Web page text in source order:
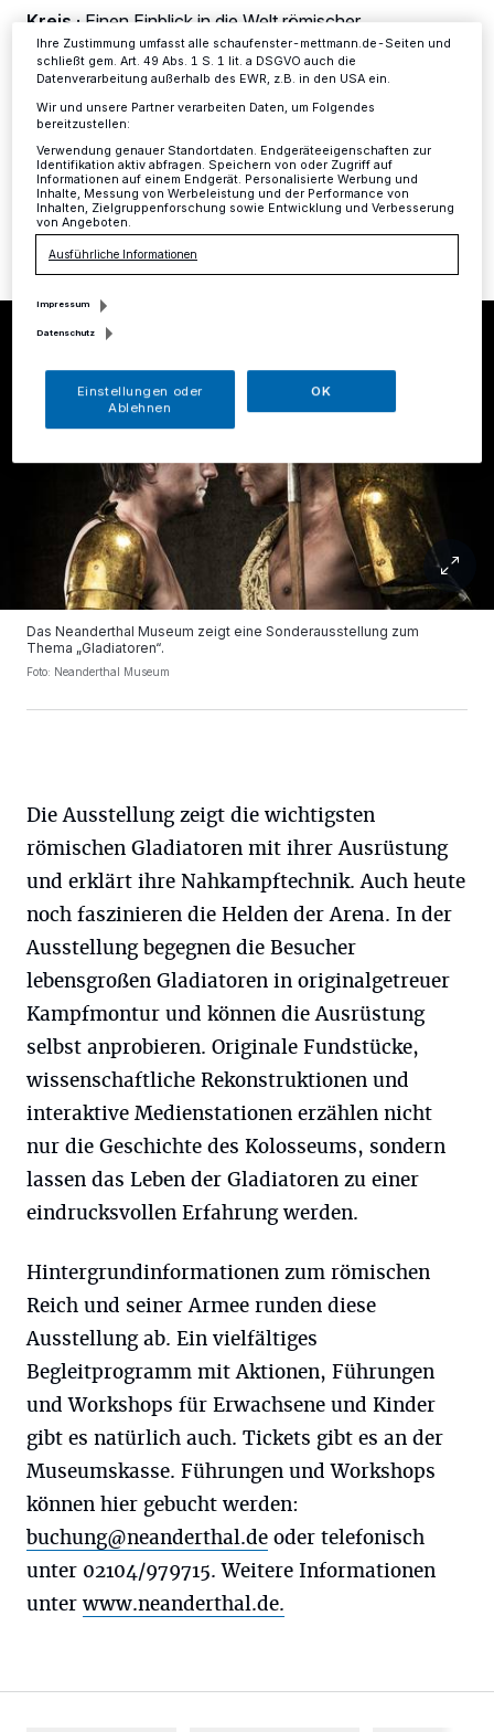
Kreis · Einen Einblick in die Welt römischer
Kampfarenen und ihrer Helden gibt die neue
Sonderausstellung „Gladiatoren – Helden der Arena“ im
Neanderthal Museum, die ab Samstag, 16. November,
für Besucher geöffnet ist.
20.09.2019 , 14:53 Uhr Eine Minute Lesezeit
Das Neanderthal Museum zeigt eine Sonderausstellung zum
Thema „Gladiatoren“.
Foto: Neanderthal Museum
Die Ausstellung zeigt die wichtigsten
römischen Gladiatoren mit ihrer Ausrüstung
und erklärt ihre Nahkampftechnik. Auch heute
noch faszinieren die Helden der Arena. In der
Ausstellung begegnen die Besucher
lebensgroßen Gladiatoren in originalgetreuer
Kampfmontur und können die Ausrüstung
selbst anprobieren. Originale Fundstücke,
wissenschaftliche Rekonstruktionen und
interaktive Medienstationen erzählen nicht
nur die Geschichte des Kolosseums, sondern
lassen das Leben der Gladiatoren zu einer
eindrucksvollen Erfahrung werden.
Hintergrundinformationen zum römischen
Reich und seiner Armee runden diese
Ausstellung ab. Ein vielfältiges
Begleitprogramm mit Aktionen, Führungen
und Workshops für Erwachsene und Kinder
gibt es natürlich auch. Tickets gibt es an der
Museumskasse. Führungen und Workshops
können hier gebucht werden:
buchung@neanderthal.de oder telefonisch
unter 02104/979715. Weitere Informationen
unterwww.neanderthal.de.
Informationen finden Sie in unserer Datenschutzerklärung.
Ihre Zustimmung umfasst alle schaufenster-mettmann.de-Seiten und
schließt gem. Art. 49 Abs. 1 S. 1 lit. a DSGVO auch die
Datenverarbeitung außerhalb des EWR, z.B. in den USA ein.
Wir und unsere Partner verarbeiten Daten, um Folgendes
bereitzustellen:
Verwendung genauer Standortdaten. Endgeräteeigenschaften zur
Identifikation aktiv abfragen. Speichern von oder Zugriff auf
Informationen auf einem Endgerät. Personalisierte Werbung und
Inhalte, Messung von Werbeleistung und der Performance von
Inhalten, Zielgruppenforschung sowie Entwicklung und Verbesserung
von Angeboten.
Ausführliche Informationen
Impressum
Datenschutz
Einstellungen oder
Ablehnen
OK